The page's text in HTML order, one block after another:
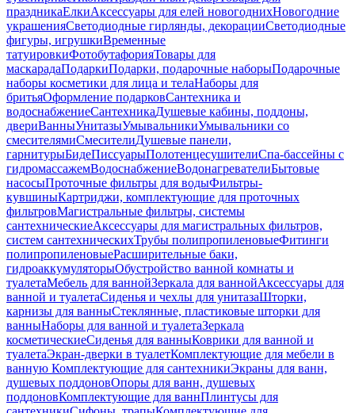
праздникаЕлкиАксессуары для елей новогоднихНовогодние
украшенияСветодиодные гирлянды, декорацииСветодиодные
фигуры, игрушкиВременные
татуировкиФотобутафорияТовары для
маскарадаПодаркиПодарки, подарочные наборыПодарочные
наборы косметики для лица и телаНаборы для
бритьяОформление подарковСантехника и
водоснабжениеСантехникаДушевые кабины, поддоны,
двериВанныУнитазыУмывальникиУмывальники со
смесителямиСмесителиДушевые панели,
гарнитурыБидеПиссуарыПолотенцесушителиСпа-бассейны с
гидромассажемВодоснабжениеВодонагревателиБытовые
насосыПроточные фильтры для водыФильтры-
кувшиныКартриджи, комплектующие для проточных
фильтровМагистральные фильтры, системы
сантехническиеАксессуары для магистральных фильтров,
систем сантехническихТрубы полипропиленовыеФитинги
полипропиленовыеРасширительные баки,
гидроаккумуляторыОбустройство ванной комнаты и
туалетаМебель для ваннойЗеркала для ваннойАксессуары для
ванной и туалетаСиденья и чехлы для унитазаШторки,
карнизы для ванныСтеклянные, пластиковые шторки для
ванныНаборы для ванной и туалетаЗеркала
косметическиеСиденья для ванныКоврики для ванной и
туалетаЭкран-дверки в туалетКомплектующие для мебели в
ванную Комплектующие для сантехникиЭкраны для ванн,
душевых поддоновОпоры для ванн, душевых
поддоновКомплектующие для ваннПлинтусы для